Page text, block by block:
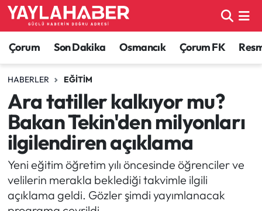
Çorum Son Dakika Osmancık Çorum FK
HABERLER EĞITIM
Ara tatiller kalkıyor mu?
Bakan Tekin'den milyonları
ilgilendiren açıklama
Yeni eğitim öğretim yılı öncesinde öğrenciler ve
velilerin merakla beklediği takvimle ilgili
açıklama geldi. Gözler şimdi yayımlanacak
Alaca Haberleri
Bayat Haberleri
Bilgi - Keşfet Haberleri
Bilim ve Teknoloji
Boğazkale Haberleri
Çorum Haberleri
Çorum Nöbetçi Eczaneler
Çorum Hava Durumu
Çorum Namaz Vakitleri
Çorum Trafik Yoğunluk Haritası
TFF 1.Lig Puan Durumu ve Fikstür
Tüm Manşetler